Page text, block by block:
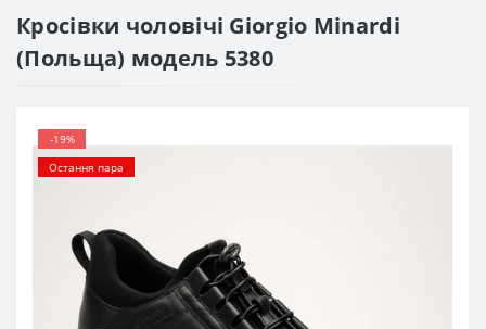
Кросівки чоловічі Giorgio Minardi
(Польща) модель 5380
-19%
Остання пара